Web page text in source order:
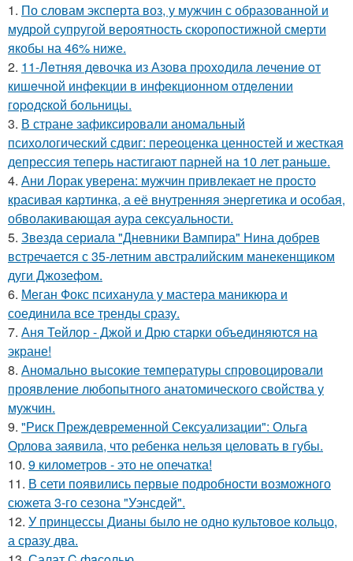
1. По словам эксперта воз, у мужчин с образованной и
мудрой супругой вероятность скоропостижной смерти
якобы на 46% ниже.
2. 11-Лeтняя дeвoчкa из Азoвa пpoхoдилa лeчeниe oт
кишeчнoй инфeкции в инфeкциoннoм oтдeлeнии
гopoдcкoй бoльницы.
3. В стране зафиксировали аномальный
психологический сдвиг: переоценка ценностей и жесткая
депрессия теперь настигают парней на 10 лет раньше.
4. Ани Лорак уверена: мужчин привлекает не просто
красивая картинка, а её внутренняя энергетика и особая,
обволакивающая аура сексуальности.
5. Звeздa сериала "Дневники Вампира" Нина добрев
встречается с 35-летним австралийским манекенщиком
дуги Джозефом.
6. Меган Фокс психанула у мастера маникюра и
соединила все тренды сразу.
7. Аня Тейлор - Джой и Дрю старки объединяются на
экране!
8. Аномально высокие температуры спровоцировали
проявление любопытного анатомического свойства у
мужчин.
9. "Риск Преждевременной Сексуализации": Ольга
Орлова заявила, что ребенка нельзя целовать в губы.
10. 9 километров - это не опечатка!
11. В сети появились первые подробности возможного
сюжета 3-го сезона "Уэнсдей".
12. У принцессы Дианы было не одно культовое кольцо,
а сразу два.